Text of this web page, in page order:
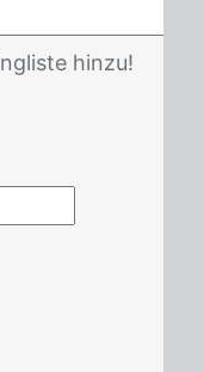
hinzu!